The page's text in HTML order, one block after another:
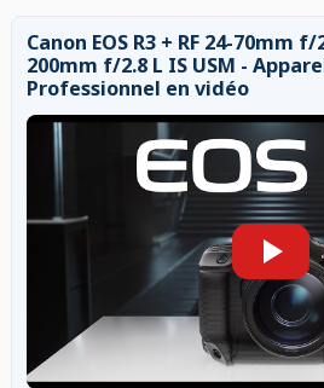
Canon EOS R3 + RF 24-70mm f/
200mm f/2.8 L IS USM -
Professionnel en vidéo